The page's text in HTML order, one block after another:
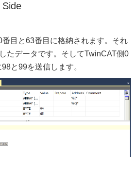
Side
目と63番目に格納されます。それ
たデータです。そしてTwinCAT側0
と99を送信します。